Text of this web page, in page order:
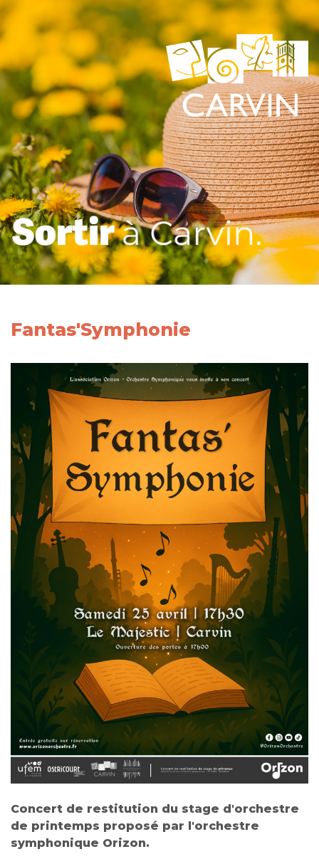
Fantas'Symphonie
Concert de restitution du stage d'orchestre
de printemps proposé par l'orchestre
symphonique Orizon.